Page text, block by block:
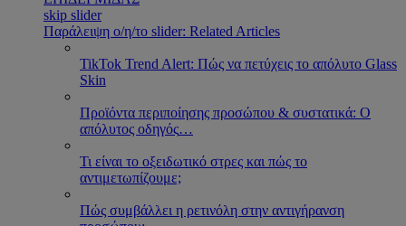
skip slider
Παράλειψη ο/η/το slider: Related Articles
TikTok Trend Alert: Πώς να πετύχεις το απόλυτο Glass
Skin
Προϊόντα περιποίησης προσώπου & συστατικά: Ο
απόλυτος οδηγός…
Τι είναι το οξειδωτικό στρες και πώς το
αντιμετωπίζουμε;
Πώς συμβάλλει η ρετινόλη στην αντιγήρανση